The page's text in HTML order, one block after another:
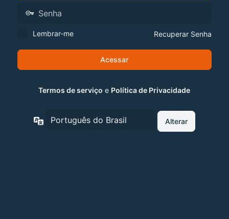
Lembrar-me Recuperar Senha
Termos de serviço e Política de Privacidade
Idioma